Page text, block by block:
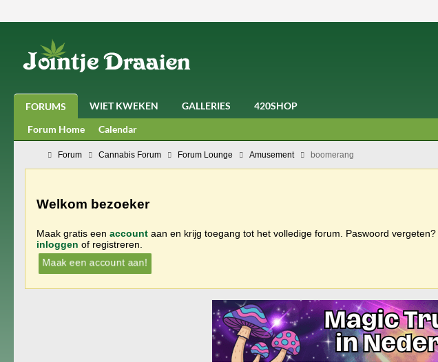
FORUMS WIET KWEKEN GALLERIES
420SHOP
Forum Home
Calendar
Forum Cannabis Forum Forum Lounge Amusement boomerang
Welkom bezoeker
Maak gratis een account aan en krijg toegang tot het volledige forum. Paswoord vergeten?
inloggen of registreren.
Maak een account aan!